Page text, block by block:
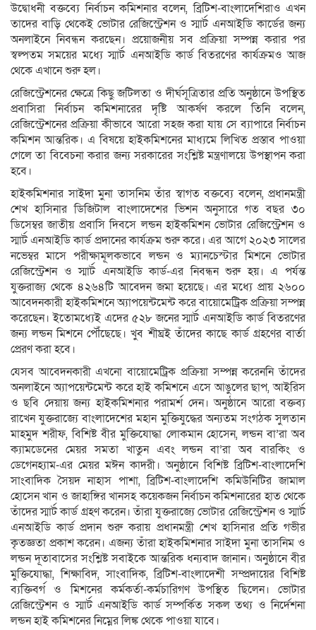
উদ্বোধনী বক্তব্যে নির্বাচন কমিশনার বলেন, ব্রিটিশ-বাংলাদেশিরাও এখন
তাদের বাড়ি থেকেই ভোটার রেজিস্ট্রেশন ও স্মার্ট এনআইডি কার্ডের জন্য
অনলাইনে নিবন্ধন করছেন। প্রয়োজনীয় সব প্রক্রিয়া সম্পন্ন করার পর
স্বল্পতম সময়ের মধ্যে স্মার্ট এনআইডি কার্ড বিতরণের কার্যক্রমও আজ
থেকে এখানে শুরু হল।
রেজিস্ট্রেশনের ক্ষেত্রে কিছু জটিলতা ও দীর্ঘসূত্রিতার প্রতি অনুষ্ঠানে উপস্থিত
প্রবাসিরা নির্বাচন কমিশনারের দৃষ্টি আকর্ষণ করলে তিনি বলেন,
রেজিস্ট্রেশনের প্রক্রিয়া কীভাবে আরো সহজ করা যায় সে ব্যাপারে নির্বাচন
কমিশন আন্তরিক। এ বিষয়ে হাইকমিশনের মাধ্যমে লিখিত প্রস্তাব পাওয়া
গেলে তা বিবেচনা করার জন্য সরকারের সংশ্লিষ্ট মন্ত্রণালয়ে উপস্থাপন করা
হবে।
হাইকমিশনার সাইদা মুনা তাসনিম তাঁর স্বাগত বক্তব্যে বলেন, প্রধানমন্ত্রী
শেখ হাসিনার ডিজিটাল বাংলাদেশের ভিশন অনুসারে গত বছর ৩০
ডিসেম্বর জাতীয় প্রবাসি দিবসে লন্ডন হাইকমিশন ভোটার রেজিস্ট্রেশন ও
স্মার্ট এনআইডি কার্ড প্রদানের কার্যক্রম শুরু করে। এর আগে ২০২৩ সালের
নভেম্বর মাসে পরীক্ষামূলকভাবে লন্ডন ও ম্যানচেস্টার মিশনে ভোটার
রেজিস্ট্রেশন ও স্মার্ট এনআইডি কার্ড-এর নিবন্ধন শুরু হয়। এ পর্যন্ত
যুক্তরাজ্য থেকে ৪২৬৪টি আবেদন জমা হয়েছে। এর মধ্যে প্রায় ২৬০০
আবেদনকারী হাইকমিশনে অ্যাপয়েন্টমেন্ট করে বায়োমেট্রিক প্রক্রিয়া সম্পন্ন
করেছেন। ইতোমধ্যেই এদের ৫২৮ জনের স্মার্ট এনআইডি কার্ড বিতরণের
জন্য লন্ডন মিশনে পৌঁছেছে। খুব শীঘ্রই তাঁদের কাছে কার্ড গ্রহণের বার্তা
প্রেরণ করা হবে।
যেসব আবেদনকারী এখনো বায়োমেট্রিক প্রক্রিয়া সম্পন্ন করেননি তাঁদের
অনলাইনে অ্যাপয়েন্টমেন্ট করে হাই কমিশনে এসে আঙুলের ছাপ, আইরিস
ও ছবি দেয়ায় জন্য হাইকমিশনার পরামর্শ দেন। অনুষ্ঠানে আরো বক্তব্য
রাখেন যুক্তরাজ্যে বাংলাদেশের মহান মুক্তিযুদ্ধের অন্যতম সংগঠক সুলতান
মাহমুদ শরীফ, বিশিষ্ট বীর মুক্তিযোদ্ধা লোকমান হোসেন, লন্ডন বা’রা অব
ক্যামডেনের মেয়র সমতা খাতুন এবং লন্ডন বা’রা অব বারকিং ও
ডেগেনহ্যাম-এর মেয়র মঈন কাদরী। অনুষ্ঠানে বিশিষ্ট ব্রিটিশ-বাংলাদেশি
সাংবাদিক সৈয়দ নাহাস পাশা, ব্রিটিশ-বাংলাদেশি কমিউনিটির জামাল
হোসেন খান ও জাহাঙ্গির খানসহ কয়েকজন নির্বাচন কমিশনারের হাত থেকে
তাঁদের স্মার্ট কার্ড গ্রহণ করেন। তাঁরা যুক্তরাজ্যে ভোটার রেজিস্ট্রেশন ও স্মার্ট
এনআইডি কার্ড প্রদান শুরু করায় প্রধানমন্ত্রী শেখ হাসিনার প্রতি গভীর
কৃতজ্ঞতা প্রকাশ করেন। এজন্য তাঁরা হাইকমিশনার সাইদা মুনা তাসনিম ও
লন্ডন দূতাবাসের সংশ্লিষ্ট সবাইকে আন্তরিক ধন্যবাদ জানান। অনুষ্ঠানে বীর
মুক্তিযোদ্ধা, শিক্ষাবিদ, সাংবাদিক, ব্রিটিশ-বাংলাদেশী সম্প্রদায়ের বিশিষ্ট
ব্যক্তিবর্গ ও মিশনের কর্মকর্তা-কর্মচারিগণ উপস্থিত ছিলেন। ভোটার
রেজিস্ট্রেশন ও স্মার্ট এনআইডি কার্ড সম্পর্কিত সকল তথ্য ও নির্দেশনা
লন্ডন হাই কমিশনের নিম্নের লিঙ্ক থেকে পাওয়া যাবে।